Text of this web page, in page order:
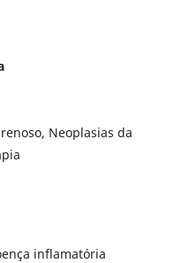
Neoplasias da
inflamatória